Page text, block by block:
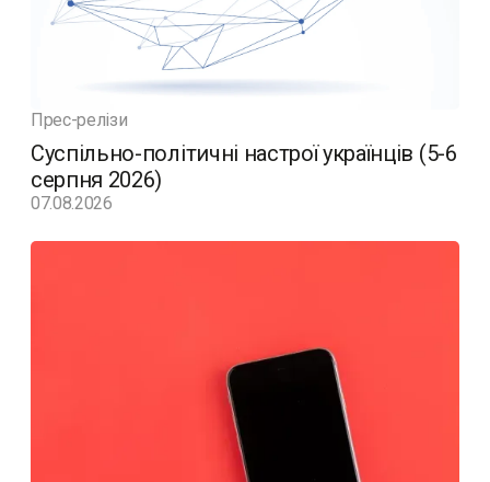
Прес-релізи
Суспільно-політичні настрої українців (5-6
серпня 2026)
07.08.2026